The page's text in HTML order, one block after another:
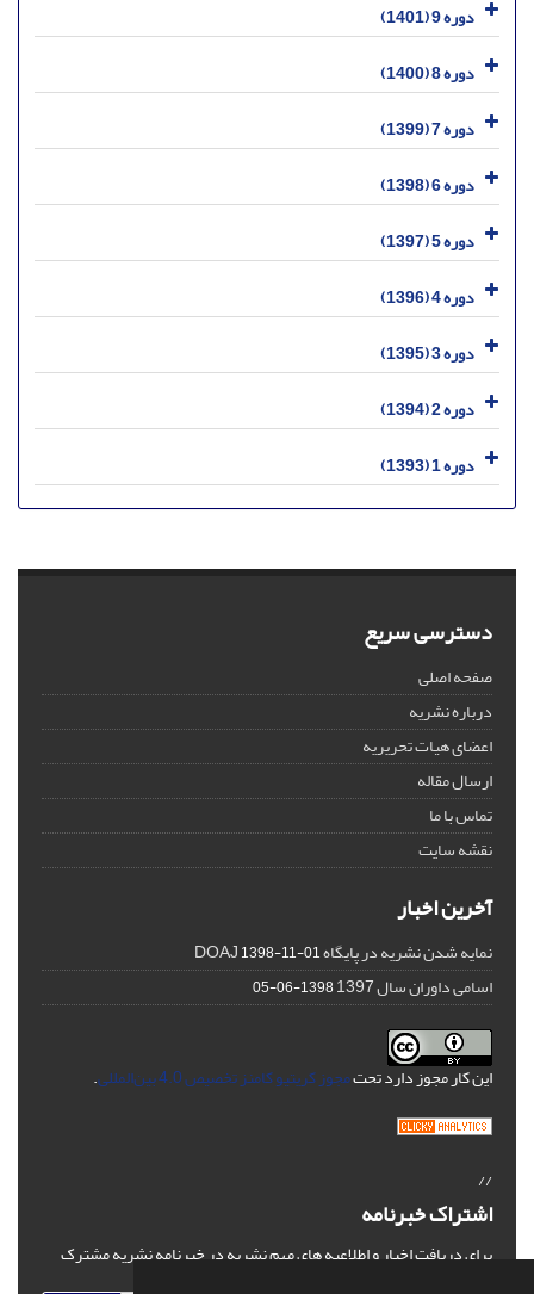
دوره 9 (1401)
دوره 8 (1400)
دوره 7 (1399)
دوره 6 (1398)
دوره 5 (1397)
دوره 4 (1396)
دوره 3 (1395)
دوره 2 (1394)
دوره 1 (1393)
دسترسی سریع
صفحه اصلی
درباره نشریه
اعضای هیات تحریریه
ارسال مقاله
تماس با ما
نقشه سایت
آخرین اخبار
نمایه شدن نشریه در پایگاه DOAJ1398-11-01
اسامی داوران سال 1397 1398-06-05
این کار مجوز دارد تحتمجوز کریتیو کامنز تخصیص 4.0 بین‌المللی .
//
اشتراک خبرنامه
برای دریافت اخبار و اطلاعیه های مهم نشریه در خبرنامه نشریه مشترک